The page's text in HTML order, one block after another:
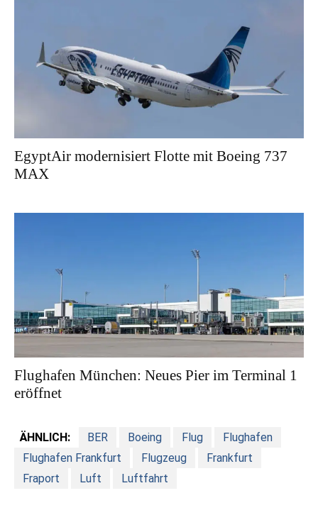
EgyptAir modernisiert Flotte mit Boeing 737
MAX
Flughafen München: Neues Pier im Terminal 1
eröffnet
ÄHNLICH: BER Boeing Flug
Flughafen
Flughafen Frankfurt
Flugzeug
Frankfurt
Fraport
Luft Luftfahrt